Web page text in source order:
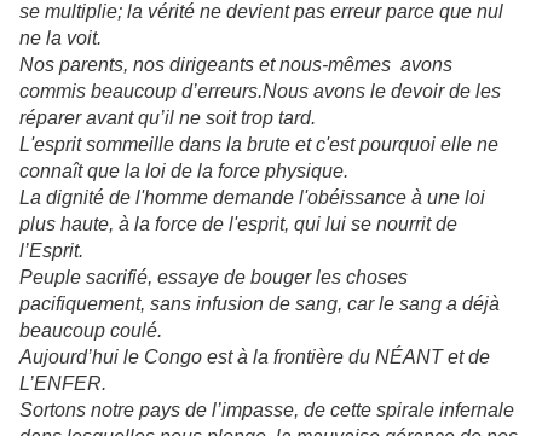
se multiplie; la vérité ne devient pas erreur parce que nul
ne la voit.
Nos parents, nos dirigeants et nous-mêmes avons
commis beaucoup d’erreurs.Nous avons le devoir de les
réparer avant qu’il ne soit trop tard.
L'esprit sommeille dans la brute et c'est pourquoi elle ne
connaît que la loi de la force physique.
La dignité de l'homme demande l'obéissance à une loi
plus haute, à la force de l'esprit, qui lui se nourrit de
l’Esprit.
Peuple sacrifié, essaye de bouger les choses
pacifiquement, sans infusion de sang, car le sang a déjà
beaucoup coulé.
Aujourd’hui le Congo est à la frontière du NÉANT et de
L’ENFER.
Sortons notre pays de l’impasse, de cette spirale infernale